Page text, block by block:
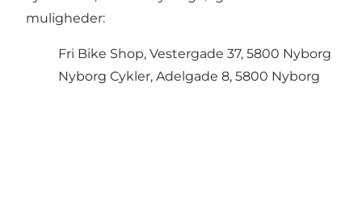
muligheder:
Fri Bike Shop, Vestergade 37, 5800 Nyborg
Nyborg Cykler, Adelgade 8, 5800 Nyborg